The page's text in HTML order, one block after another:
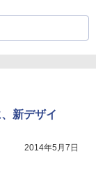
新デザイ
2014年5月7日